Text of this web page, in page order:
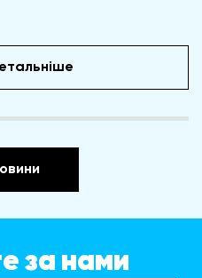
за нами